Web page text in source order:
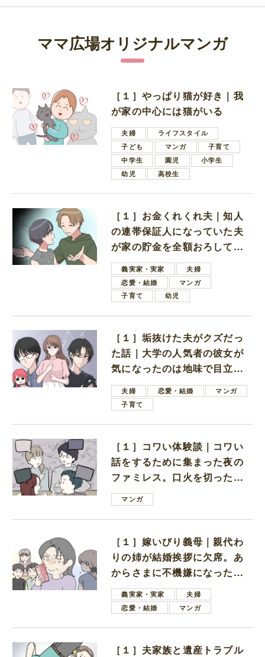
ママ広場オリジナルマンガ
［１］やっぱり猫が好き｜我
が家の中心には猫がいる
夫婦
ライフスタイル
子ども
マンガ
子育て
中学生
園児
小学生
幼児
高校生
［１］お金くれくれ夫｜知人
の連帯保証人になっていた夫
が家の貯金を全額おろしてほ
しいと言ってきた
義実家・実家
夫婦
恋愛・結婚
マンガ
子育て
幼児
［１］垢抜けた夫がクズだっ
た話｜大学の人気者の彼女が
気になったのは地味で目立た
ない男子学生
夫婦 恋愛・結婚
マンガ
子育て
［１］コワい体験談｜コワい
話をするために集まった夜の
ファミレス。口火を切ったの
は電車好きの男の子ママ
マンガ
［１］嫁いびり義母｜親代わ
りの姉が結婚挨拶に欠席。あ
からさまに不機嫌になった義
母義実家・実家
夫婦
恋愛・結婚
マンガ
［１］夫家族と遺産トラブル